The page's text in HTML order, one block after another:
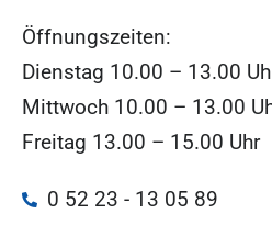
Öffnungszeiten:
Dienstag 10.00 – 13.00
Mittwoch 10.00 – 13.00
Freitag 13.00 – 15.00 Uhr
0 52 23 - 13 05 89